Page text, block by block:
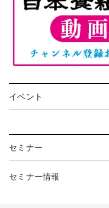
イベント
セミナー
セミナー情報